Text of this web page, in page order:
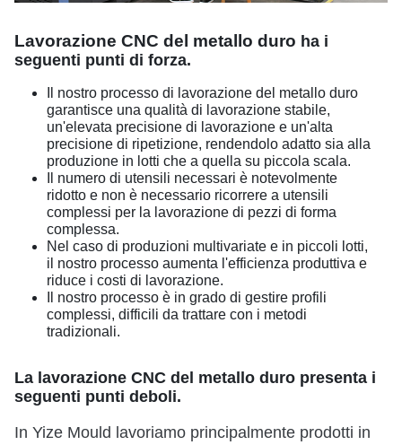
Lavorazione CNC del metallo duro ha i
seguenti punti di forza.
Il nostro processo di lavorazione del metallo duro
garantisce una qualità di lavorazione stabile,
un'elevata precisione di lavorazione e un'alta
precisione di ripetizione, rendendolo adatto sia alla
produzione in lotti che a quella su piccola scala.
Il numero di utensili necessari è notevolmente
ridotto e non è necessario ricorrere a utensili
complessi per la lavorazione di pezzi di forma
complessa.
Nel caso di produzioni multivariate e in piccoli lotti,
il nostro processo aumenta l'efficienza produttiva e
riduce i costi di lavorazione.
Il nostro processo è in grado di gestire profili
complessi, difficili da trattare con i metodi
tradizionali.
La lavorazione CNC del metallo duro presenta i
seguenti punti deboli.
In Yize Mould lavoriamo principalmente prodotti in